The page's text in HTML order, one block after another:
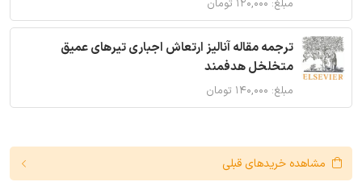
مبلغ: ۱۲۰,۰۰۰ تومان
ترجمه مقاله آنالیز ارتعاش اجباری تیرهای عمیق
متخلخل هدفمند
مبلغ: ۱۴۰,۰۰۰ تومان
مشاهده خریدهای قبلی